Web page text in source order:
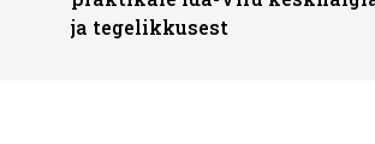
ja tegelikkusest